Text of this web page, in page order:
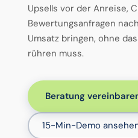
Upsells vor der Anreise,
Bewertungsanfragen
Umsatz bringen, ohne
rühren muss.
Beratung
15-Min-Demo